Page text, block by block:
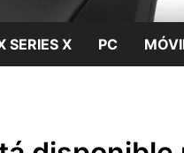
SERIES X PC